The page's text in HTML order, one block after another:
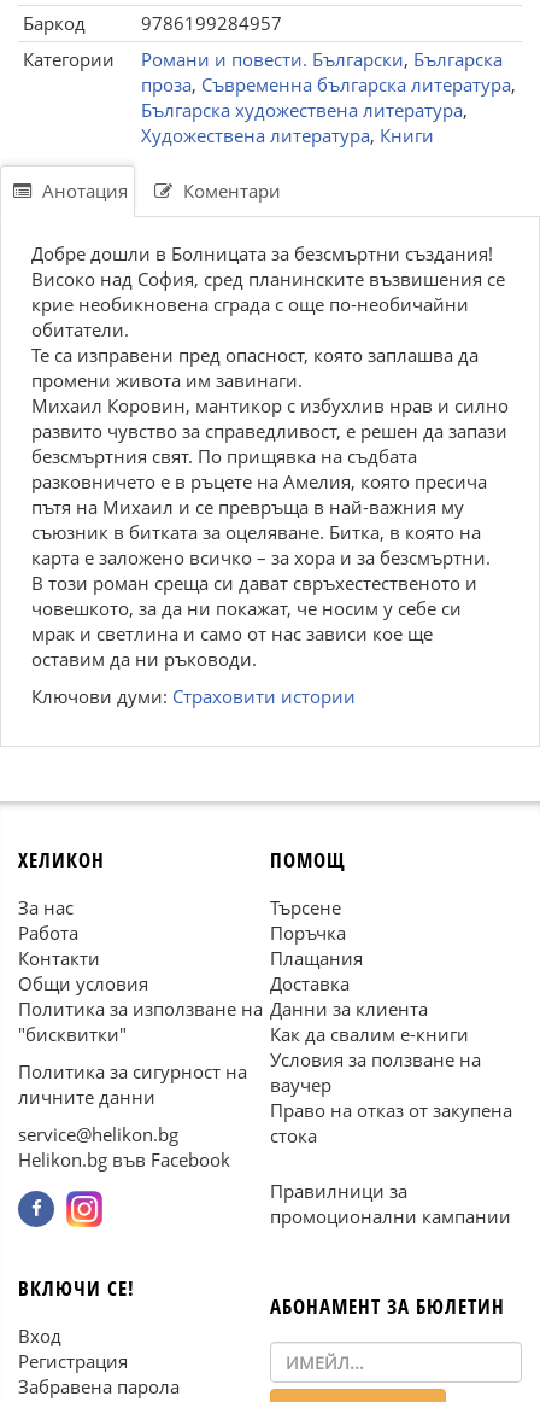
Баркод
9786199284957
Категории
Романи и повести. Български, Българска
проза, Съвременна българска литература,
Българска художествена литература,
Художествена литература, Книги
Анотация Коментари
Добре дошли в Болницата за безсмъртни създания!
Високо над София, сред планинските възвишения се
крие необикновена сграда с още по-необичайни
обитатели.
Те са изправени пред опасност, която заплашва да
промени живота им завинаги.
Михаил Коровин, мантикор с избухлив нрав и силно
развито чувство за справедливост, е решен да запази
безсмъртния свят. По прищявка на съдбата
разковничето е в ръцете на Амелия, която пресича
пътя на Михаил и се превръща в най-важния му
съюзник в битката за оцеляване. Битка, в която на
карта е заложено всичко – за хора и за безсмъртни.
В този роман среща си дават свръхестественото и
човешкото, за да ни покажат, че носим у себе си
мрак и светлина и само от нас зависи кое ще
оставим да ни ръководи.
Ключови думи: Страховити истории
ХЕЛИКОН
За нас
Работа
Контакти
Общи условия
Политика за използване на
"бисквитки"
Политика за сигурност на
личните данни
service@helikon.bg
Helikon.bg във Facebook
ПОМОЩ
Търсене
Поръчка
Плащания
Доставка
Данни за клиента
Как да свалим е-книги
Условия за ползване на
ваучер
Право на отказ от закупена
стока
Правилници за
промоционални кампании
ВКЛЮЧИ СЕ!
Вход
Регистрация
Забравена парола
АБОНАМЕНТ ЗА БЮЛЕТИН